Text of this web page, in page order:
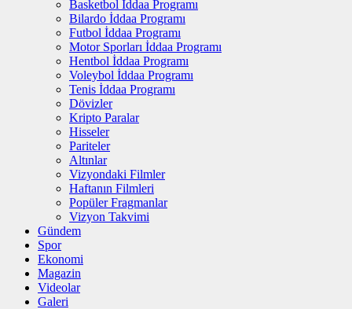
Basketbol İddaa Programı
Bilardo İddaa Programı
Futbol İddaa Programı
Motor Sporları İddaa Programı
Hentbol İddaa Programı
Voleybol İddaa Programı
Tenis İddaa Programı
Dövizler
Kripto Paralar
Hisseler
Pariteler
Altınlar
Vizyondaki Filmler
Haftanın Filmleri
Popüler Fragmanlar
Vizyon Takvimi
Gündem
Spor
Ekonomi
Magazin
Videolar
Galeri